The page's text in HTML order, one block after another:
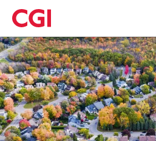
Skip
to
main
content